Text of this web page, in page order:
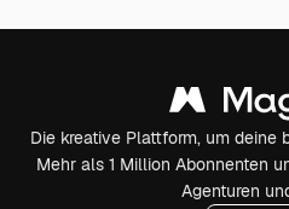
Die kreative Plattform, um deine
Mehr als 1 Million Abonnenten
Agenturen